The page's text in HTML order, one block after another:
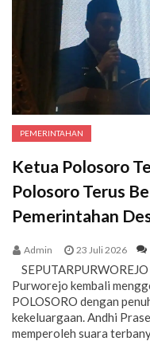
PEMERINTAHAN
Ketua Polosoro
Polosoro Terus
Pemerintahan
Admin 23 Juli 2026
Purworejo kembali
POLOSORO dengan
kekeluargaan. Andhi
memperoleh suara